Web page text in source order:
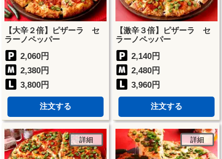
【大辛２倍】ピザーラ セ
ラーノペッパー
2,060円
2,380円
3,800円
注文する
【激辛３倍】ピザーラ セ
ラーノペッパー
2,140円
2,480円
3,960円
注文する
詳細 詳細